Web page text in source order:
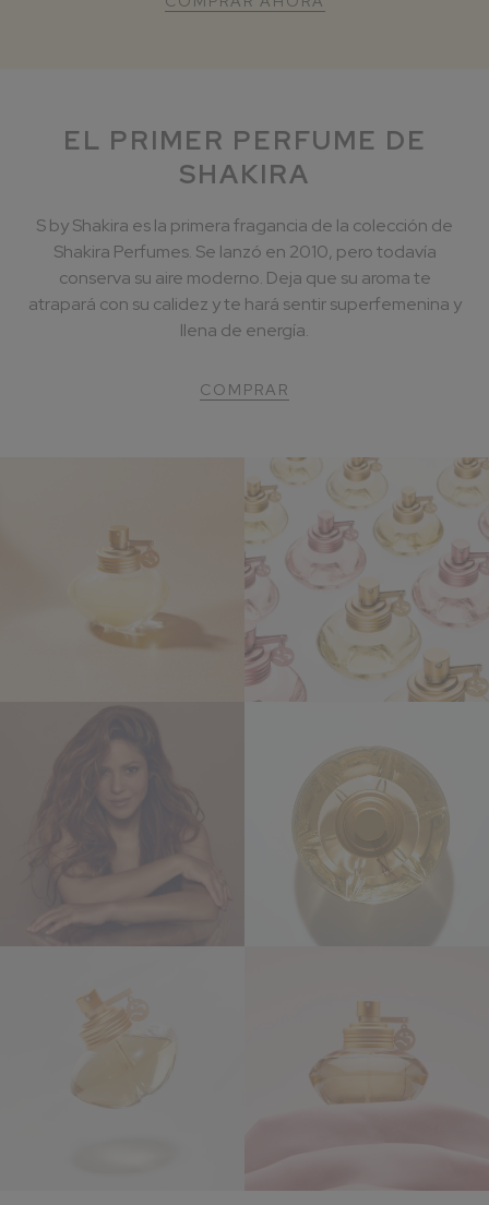
EL PRIMER PERFUME DE
SHAKIRA
S by Shakira es la primera fragancia de la colección de
Shakira Perfumes. Se lanzó en 2010, pero todavía
conserva su aire moderno. Deja que su aroma te
atrapará con su calidez y te hará sentir superfemenina y
llena de energía.
COMPRAR